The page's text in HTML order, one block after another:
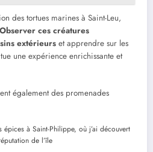
des tortues marines à Saint-Leu,
Observer ces créatures
extérieurs et apprendre sur les
une expérience enrichissante et
également des promenades
épices à Saint-Philippe, où j’ai découvert
de l’île